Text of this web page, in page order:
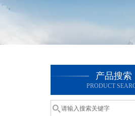
产品搜索
PRODUCT